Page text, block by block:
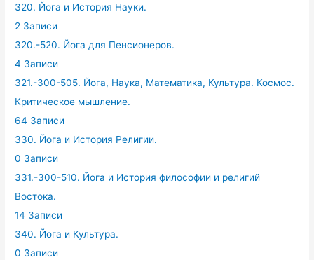
320. Йога и История Науки.
2 Записи
320.-520. Йога для Пенсионеров.
4 Записи
321.-300-505. Йога, Наука, Математика, Культура. Космос.
Критическое мышление.
64 Записи
330. Йога и История Религии.
0 Записи
331.-300-510. Йога и История философии и религий
Востока.
14 Записи
340. Йога и Культура.
0 Записи